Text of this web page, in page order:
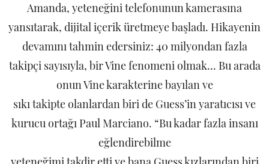
Amanda, yeteneğini telefonunun kamerasına
yansıtarak, dijital içerik üretmeye başladı. Hikayenin
devamını tahmin edersiniz: 40 milyondan fazla
takipçi sayısıyla, bir Vine fenomeni olmak... Bu arada
onun Vine karakterine bayılan ve
sıkı takipte olanlardan biri de Guess’in yaratıcısı ve
kurucu ortağı Paul Marciano. “Bu kadar fazla insanı
eğlendirebilme